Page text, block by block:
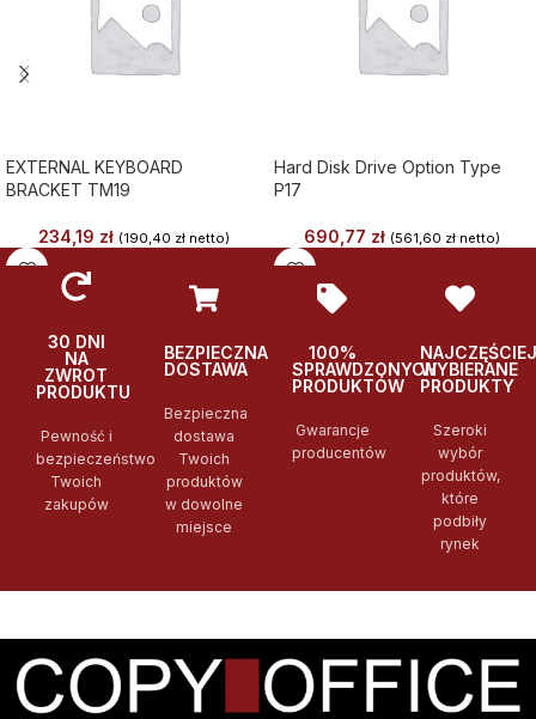
EXTERNAL KEYBOARD
BRACKET TM19
234,19 zł (190,40 zł netto)
Hard Disk Drive Option Type
P17
690,77 zł (561,60 zł netto)
30 DNI
NA
ZWROT
PRODUKTU
Pewność i
bezpieczeństwo
Twoich
zakupów
BEZPIECZNA
DOSTAWA
Bezpieczna
dostawa
Twoich
produktów
w dowolne
miejsce
100%
SPRAWDZONYCH
PRODUKTÓW
Gwarancje
producentów
NAJCZĘŚCIEJ
WYBIERANE
PRODUKTY
Szeroki
wybór
produktów,
które
podbiły
rynek